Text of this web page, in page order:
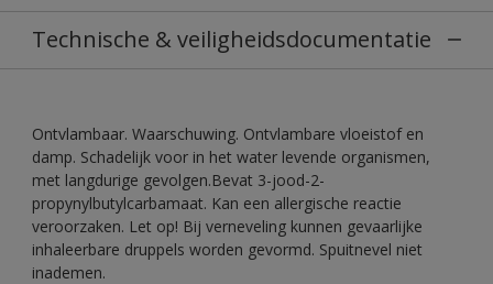
Technische & veiligheidsdocumentatie
Ontvlambaar. Waarschuwing. Ontvlambare vloeistof en
damp. Schadelijk voor in het water levende organismen,
met langdurige gevolgen.Bevat 3-jood-2-
propynylbutylcarbamaat. Kan een allergische reactie
veroorzaken. Let op! Bij verneveling kunnen gevaarlijke
inhaleerbare druppels worden gevormd. Spuitnevel niet
inademen.